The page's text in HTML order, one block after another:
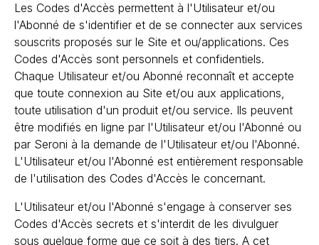
Les Codes d'Accès permettent à l'Utilisateur et/ou
l'Abonné de s'identifier et de se connecter aux services
souscrits proposés sur le Site et ou/applications. Ces
Codes d'Accès sont personnels et confidentiels.
Chaque Utilisateur et/ou Abonné reconnaît et accepte
que toute connexion au Site et/ou aux applications,
toute utilisation d'un produit et/ou service. Ils peuvent
être modifiés en ligne par l'Utilisateur et/ou l'Abonné ou
par Seroni à la demande de l'Utilisateur et/ou l'Abonné.
L'Utilisateur et/ou l'Abonné est entièrement responsable
de l'utilisation des Codes d'Accès le concernant.
L'Utilisateur et/ou l'Abonné s'engage à conserver ses
Codes d'Accès secrets et s'interdit de les divulguer
sous quelque forme que ce soit à des tiers. A cet